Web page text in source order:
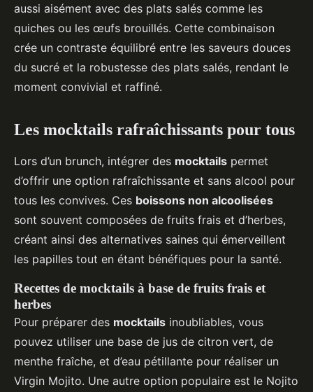
aussi aisément avec des plats salés comme les
quiches ou les œufs brouillés. Cette combinaison
crée un contraste équilibré entre les saveurs douces
du sucré et la robustesse des plats salés, rendant le
moment convivial et raffiné.
Les mocktails rafraîchissants pour tous
Lors d’un brunch, intégrer des mocktails permet
d’offrir une option rafraîchissante et sans alcool pour
tous les convives. Ces boissons non alcoolisées
sont souvent composées de fruits frais et d’herbes,
créant ainsi des alternatives saines qui émerveillent
les papilles tout en étant bénéfiques pour la santé.
Recettes de mocktails à base de fruits frais et
herbes
Pour préparer des mocktails inoubliables, vous
pouvez utiliser une base de jus de citron vert, de
menthe fraîche, et d’eau pétillante pour réaliser un
Virgin Mojito. Une autre option populaire est le Nojito